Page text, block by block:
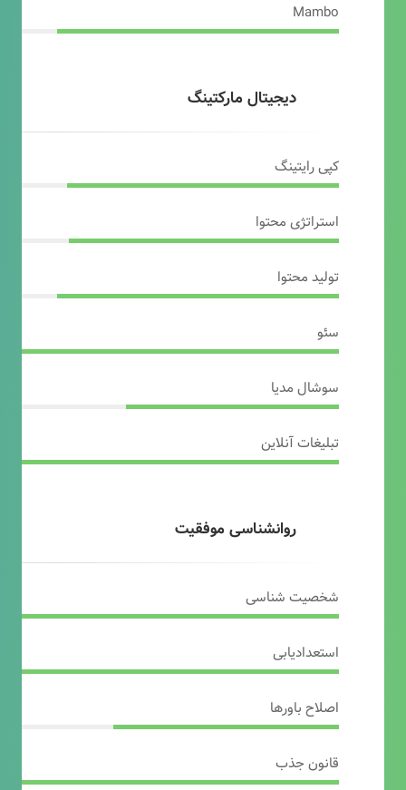
Mambo
دیجیتال مارکتینگ
کپی رایتینگ
استراتژی محتوا
تولید محتوا
سئو
سوشال مدیا
تبلیغات آنلاین
روانشناسی موفقیت
شخصیت شناسی
استعدادیابی
اصلاح باورها
قانون جذب